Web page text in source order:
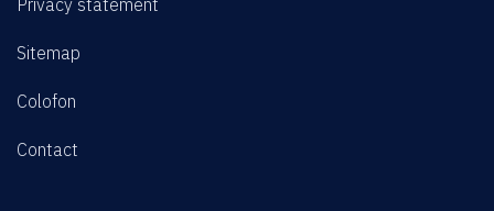
Privacy statement
Sitemap
Colofon
Contact